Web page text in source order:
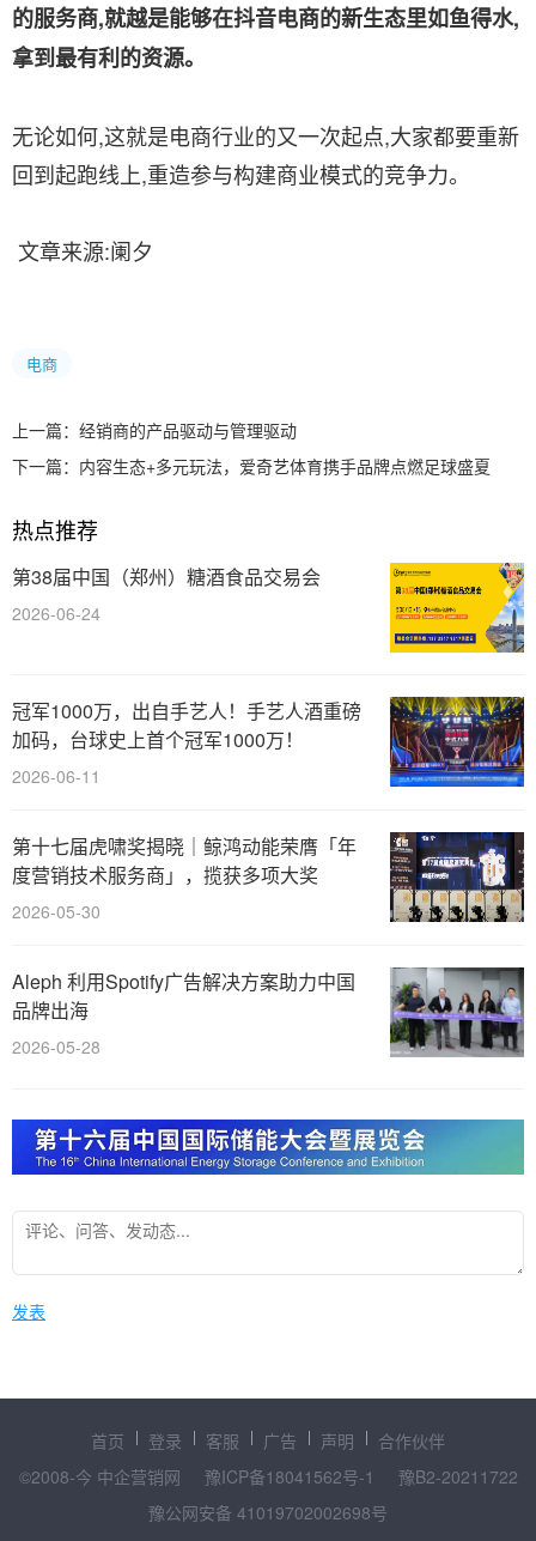
的服务商,就越是能够在抖音电商的新生态里如鱼得水,
拿到最有利的资源。
无论如何,这就是电商行业的又一次起点,大家都要重新
回到起跑线上,重造参与构建商业模式的竞争力。
文章来源:阑夕
电商
上一篇： 经销商的产品驱动与管理驱动
下一篇： 内容生态+多元玩法，爱奇艺体育携手品牌点燃足球盛夏
热点推荐
第38届中国（郑州）糖酒食品交易会
2026-06-24
冠军1000万，出自手艺人！手艺人酒重磅
加码，台球史上首个冠军1000万！
2026-06-11
第十七届虎啸奖揭晓｜鲸鸿动能荣膺「年
度营销技术服务商」，揽获多项大奖
2026-05-30
Aleph 利用Spotify广告解决方案助力中国
品牌出海
2026-05-28
发表
首页 登录 客服 广告 声明
合作伙伴
©2008-今 中企营销网
豫ICP备18041562号-1
豫B2-20211722
豫公网安备 41019702002698号